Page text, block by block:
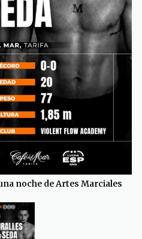
noche de Artes Marciales